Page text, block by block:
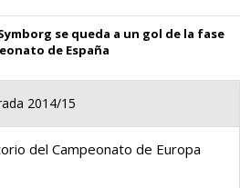
se queda a un gol de la fase
de España
2014/15
del Campeonato de Europa